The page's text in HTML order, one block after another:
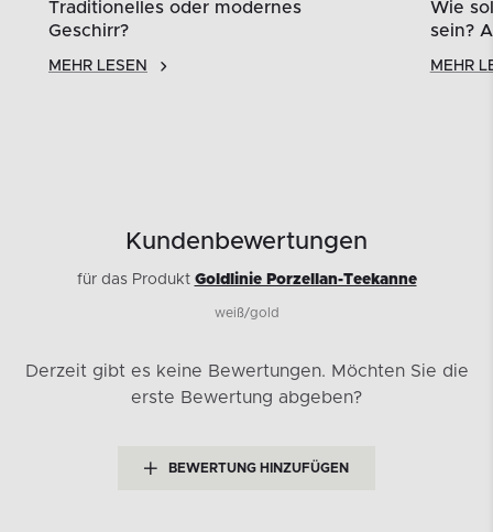
Wie sollte das Geschirr beschaffen
sein? Arten von Porzellan
MEHR LESEN
Kundenbewertungen
für das Produkt Goldlinie Porzellan-Teekanne
weiß/gold
Derzeit gibt es keine Bewertungen. Möchten Sie die
erste Bewertung abgeben?
BEWERTUNG HINZUFÜGEN